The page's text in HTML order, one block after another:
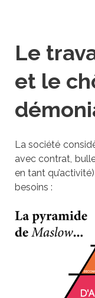
Le
et le
La société
avec contrat,
en tant
besoins :